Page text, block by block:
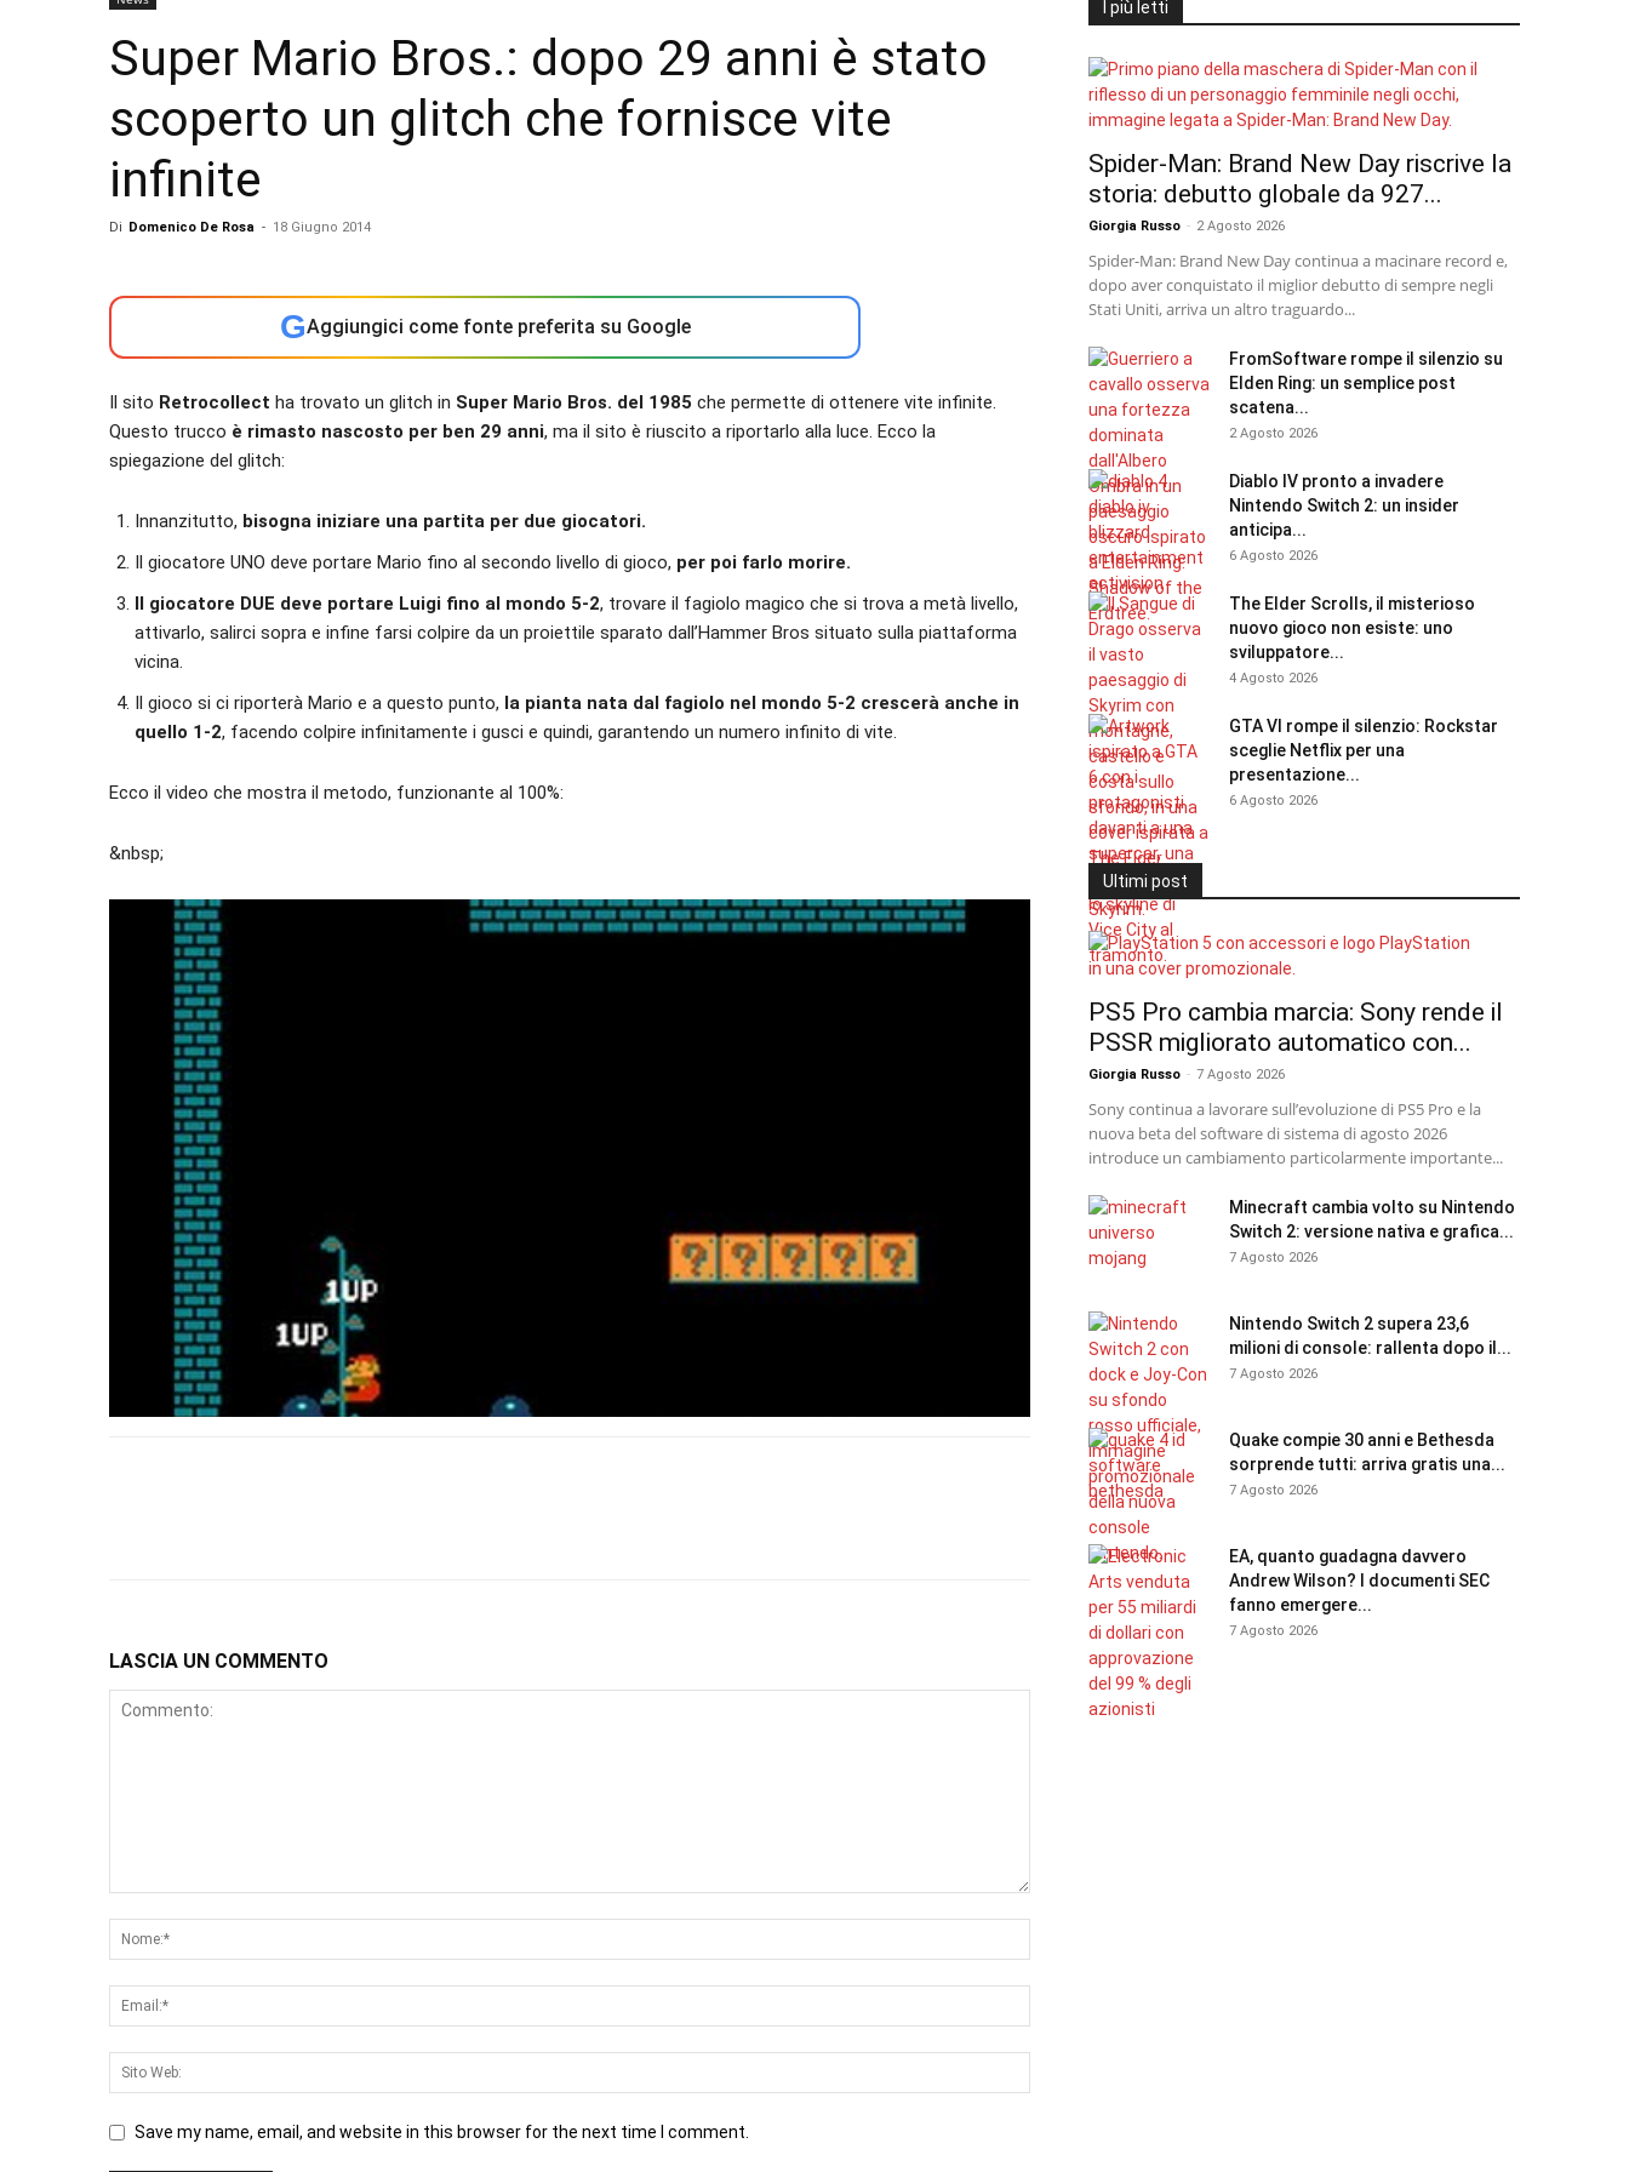
Super Mario Bros.: dopo 29 anni è stato
scoperto un glitch che fornisce vite
infinite
Di Domenico De Rosa - 18 Giugno 2014
GAggiungici come fonte preferita su Google
Il sito Retrocollect ha trovato un glitch in Super Mario Bros. del 1985 che permette di ottenere vite infinite.
Questo trucco è rimasto nascosto per ben 29 anni, ma il sito è riuscito a riportarlo alla luce. Ecco la
spiegazione del glitch:
Innanzitutto, bisogna iniziare una partita per due giocatori.
Il giocatore UNO deve portare Mario fino al secondo livello di gioco, per poi farlo morire.
Il giocatore DUE deve portare Luigi fino al mondo 5-2, trovare il fagiolo magico che si trova a metà livello,
attivarlo, salirci sopra e infine farsi colpire da un proiettile sparato dall’Hammer Bros situato sulla piattaforma
vicina.
Il gioco si ci riporterà Mario e a questo punto, la pianta nata dal fagiolo nel mondo 5-2 crescerà anche in
quello 1-2, facendo colpire infinitamente i gusci e quindi, garantendo un numero infinito di vite.
Ecco il video che mostra il metodo, funzionante al 100%:
&nbsp;
LASCIA UN COMMENTO
Save my name, email, and website in this browser for the next time I comment.
I più letti
Spider-Man: Brand New Day riscrive la
storia: debutto globale da 927...
Giorgia Russo - 2 Agosto 2026
Spider-Man: Brand New Day continua a macinare record e,
dopo aver conquistato il miglior debutto di sempre negli
Stati Uniti, arriva un altro traguardo...
FromSoftware rompe il silenzio su
Elden Ring: un semplice post
scatena...
2 Agosto 2026
Diablo IV pronto a invadere
Nintendo Switch 2: un insider
anticipa...
6 Agosto 2026
The Elder Scrolls, il misterioso
nuovo gioco non esiste: uno
sviluppatore...
4 Agosto 2026
GTA VI rompe il silenzio: Rockstar
sceglie Netflix per una
presentazione...
6 Agosto 2026
Ultimi post
PS5 Pro cambia marcia: Sony rende il
PSSR migliorato automatico con...
Giorgia Russo - 7 Agosto 2026
Sony continua a lavorare sull’evoluzione di PS5 Pro e la
nuova beta del software di sistema di agosto 2026
introduce un cambiamento particolarmente importante...
Minecraft cambia volto su Nintendo
Switch 2: versione nativa e grafica...
7 Agosto 2026
Nintendo Switch 2 supera 23,6
milioni di console: rallenta dopo il...
7 Agosto 2026
Quake compie 30 anni e Bethesda
sorprende tutti: arriva gratis una...
7 Agosto 2026
EA, quanto guadagna davvero
Andrew Wilson? I documenti SEC
fanno emergere...
7 Agosto 2026